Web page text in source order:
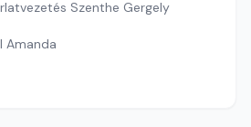
Szenthe Gergely
Amanda